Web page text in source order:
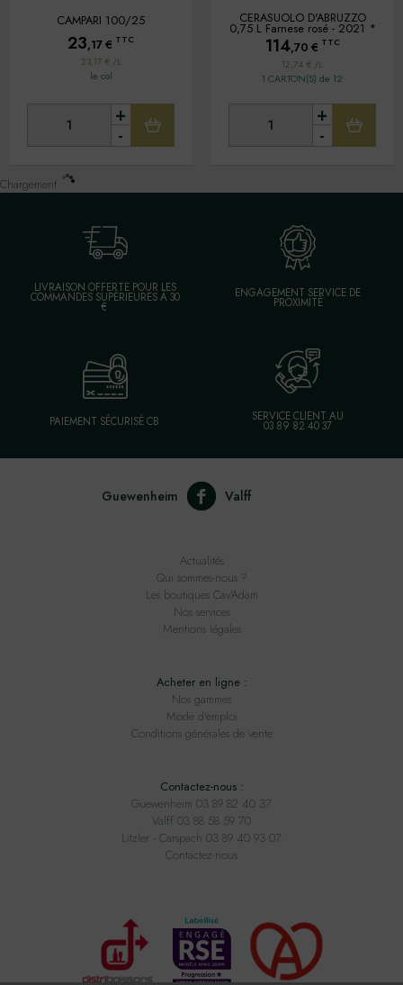
CAMPARI 100/25
23,17€ TTC
23,17 € /L
le col
-
+
CERASUOLO D'ABRUZZO
0,75 L Farnese rosé - 2021 *
114,70 € TTC
12,74 € /L
1 CARTON(S) de 12
-
+
Chargement
LIVRAISON OFFERTE POUR LES
COMMANDES SUPÉRIEURES À 30
€
ENGAGEMENT SERVICE DE
PROXIMITÉ
PAIEMENT SÉCURISÉ CB SERVICE CLIENT AU
03 89 82 40 37
Guewenheim Valff
Actualités
Qui sommes-nous ?
Les boutiques Cav'Adam
Nos services
Mentions légales
Acheter en ligne :
Nos gammes
Mode d'emploi
Conditions générales de vente
Contactez-nous :
Guewenheim 03 89 82 40 37
Valff 03 88 58 59 70
Litzler - Carspach 03 89 40 93 07
Contactez-nous